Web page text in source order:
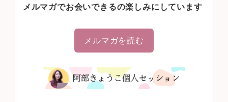
メルマガでお会いできるの楽しみにしています
メルマガを読む